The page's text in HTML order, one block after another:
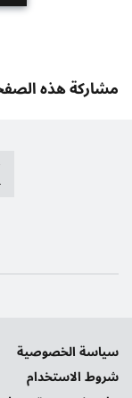
مشاركة هذه
سياسة الخصوصية
شروط الاستخدام